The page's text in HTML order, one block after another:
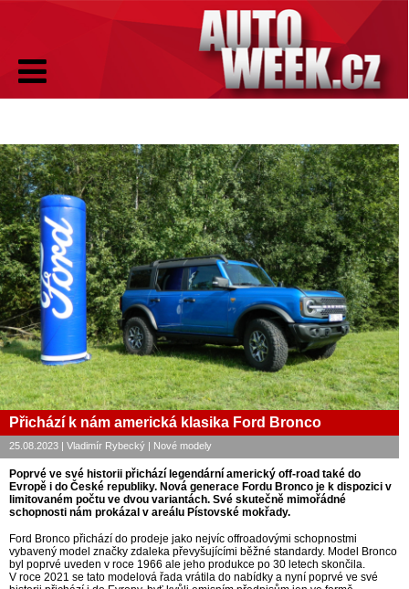
Přichází k nám americká klasika Ford Bronco
25.08.2023 | Vladimír Rybecký | Nové modely
Poprvé ve své historii přichází legendární americký off-road také do
Evropě i do České republiky. Nová generace Fordu Bronco je k dispozici v
limitovaném počtu ve dvou variantách. Své skutečně mimořádné
schopnosti nám prokázal v areálu Pístovské mokřady.
Ford Bronco přichází do prodeje jako nejvíc offroadovými schopnostmi
vybavený model značky zdaleka převyšujícími běžné standardy. Model Bronco
byl poprvé uveden v roce 1966 ale jeho produkce po 30 letech skončila.
V roce 2021 se tato modelová řada vrátila do nabídky a nyní poprvé ve své